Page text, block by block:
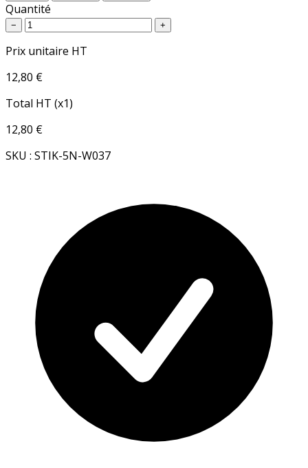
Quantité
− +
Prix unitaire HT
12,80 €
Total HT (x1)
12,80 €
SKU : STIK-5N-W037